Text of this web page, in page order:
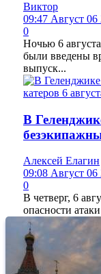
Виктор
09:47 Август 06
0
Ночью 6
были введены
выпуск...
В
Алексей Елагин
09:08 Август 06
0
В четверг, 6
опасности